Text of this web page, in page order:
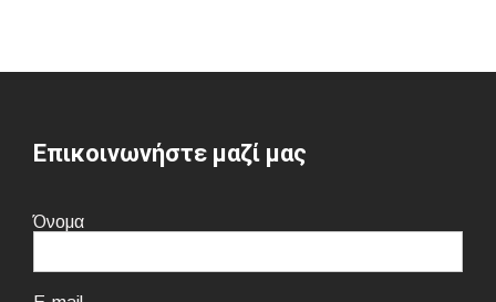
Επικοινωνήστε μαζί μας
Όνομα